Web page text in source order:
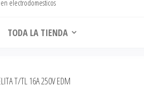
en electrodomesticos
TODA LA TIENDA
T/TL 16A 250V EDM